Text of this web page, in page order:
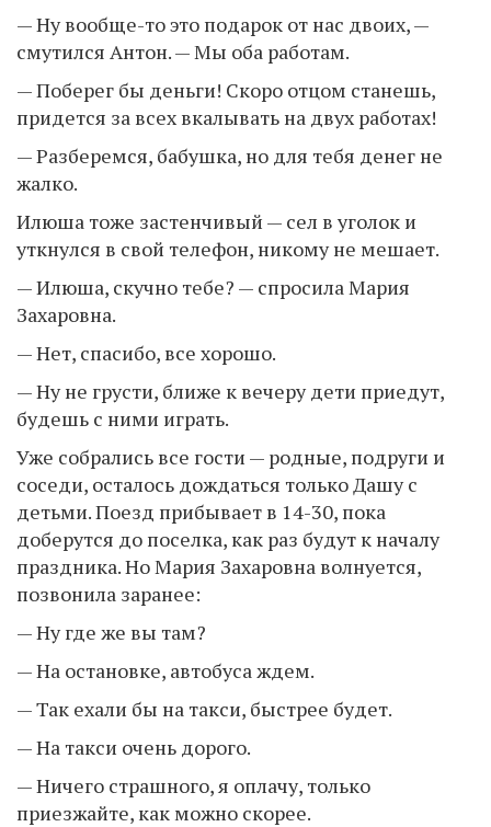
— Ну вообще-то это подарок от нас двоих, —
смутился Антон. — Мы оба работам.
— Поберег бы деньги! Скоро отцом станешь,
придется за всех вкалывать на двух работах!
— Разберемся, бабушка, но для тебя денег не
жалко.
Илюша тоже застенчивый — сел в уголок и
уткнулся в свой телефон, никому не мешает.
— Илюша, скучно тебе? — спросила Мария
Захаровна.
— Нет, спасибо, все хорошо.
— Ну не грусти, ближе к вечеру дети приедут,
будешь с ними играть.
Уже собрались все гости — родные, подруги и
соседи, осталось дождаться только Дашу с
детьми. Поезд прибывает в 14-30, пока
доберутся до поселка, как раз будут к началу
праздника. Но Мария Захаровна волнуется,
позвонила заранее:
— Ну где же вы там?
— На остановке, автобуса ждем.
— Так ехали бы на такси, быстрее будет.
— На такси очень дорого.
— Ничего страшного, я оплачу, только
приезжайте, как можно скорее.